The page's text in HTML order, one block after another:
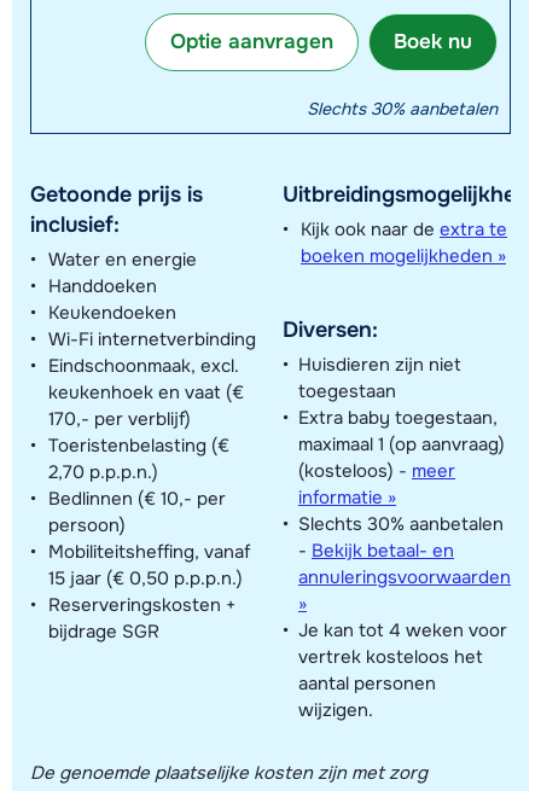
Boek nu
Optie aanvragen
Slechts 30% aanbetalen
Getoonde prijs is
inclusief:
Water en energie
Handdoeken
Keukendoeken
Wi-Fi internetverbinding
Eindschoonmaak, excl.
keukenhoek en vaat (€
170,- per verblijf)
Toeristenbelasting (€
2,70 p.p.p.n.)
Bedlinnen (€ 10,- per
persoon)
Mobiliteitsheffing, vanaf
15 jaar (€ 0,50 p.p.p.n.)
Reserveringskosten +
bijdrage SGR
Kijk ook naar de extra te
boeken mogelijkheden »
Diversen:
Huisdieren zijn niet
toegestaan
Extra baby toegestaan,
maximaal 1 (op aanvraag)
(kosteloos) - meer
informatie »
Slechts 30% aanbetalen
- Bekijk betaal- en
annuleringsvoorwaarden
»
Je kan tot 4 weken voor
vertrek kosteloos het
aantal personen
wijzigen.
De genoemde plaatselijke kosten zijn met zorg